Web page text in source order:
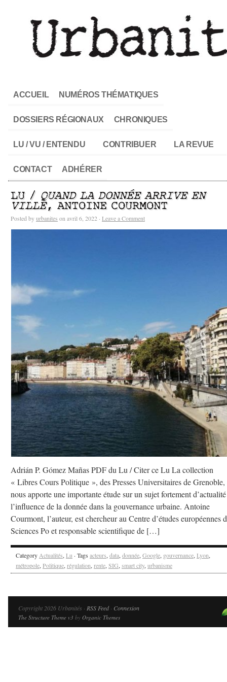
ACCUEIL NUMÉROS THÉMATIQUES
DOSSIERS RÉGIONAUX CHRONIQUES
LU / VU / ENTENDU CONTRIBUER LA REVUE
CONTACT ADHÉRER
LU / QUAND LA DONNÉE ARRIVE EN
VILLE, ANTOINE COURMONT
Posted byurbanites on avril 6, 2022 · Leave a Comment
Adrián P. Gómez Mañas PDF du Lu / Citer ce Lu La collection
« Libres Cours Politique », des Presses Universitaires de Grenoble,
nous apporte une importante étude sur un sujet fortement
l’influence de la donnée dans la gouvernance urbaine. Antoine
Courmont, l’auteur, est chercheur au Centre d’études européennes
Sciences Po et responsable scientifique de […]
Category Actualités, Lu · Tags acteurs, data, donnée, Google, gouvernance, Lyon,
métropole, Politique, régulation, rente, SIG, smart city, urbanisme
Copyright 2026 Urbanités · RSS Feed· Connexion
The Structure Theme v3 by Organic Themes